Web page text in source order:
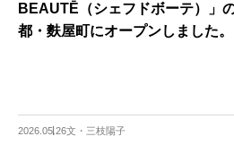
BEAUTĒ（シェフドボーテ）」
都・麩屋町にオープンしました。
2026.05.26文・三枝陽子